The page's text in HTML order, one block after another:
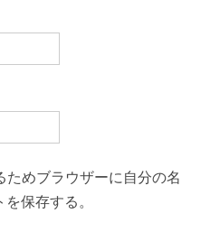
めブラウザーに自分の名
保存する。